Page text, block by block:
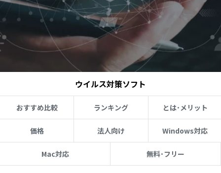
ウイルス対策ソフト
おすすめ比較 ランキング とは･メリット
価格 法人向け Windows対応
Mac対応 無料･フリー